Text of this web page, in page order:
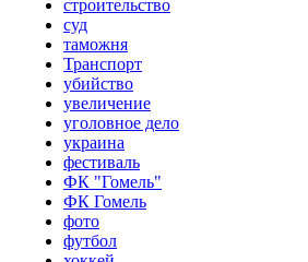
строительство
суд
таможня
Транспорт
убийство
увеличение
уголовное дело
украина
фестиваль
ФК "Гомель"
ФК Гомель
фото
футбол